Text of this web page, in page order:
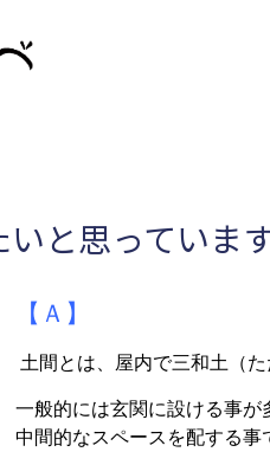
と思っていま
【Ａ】
土間とは、屋内で三和土（
一般的には玄関に設ける事
中間的なスペースを配する事